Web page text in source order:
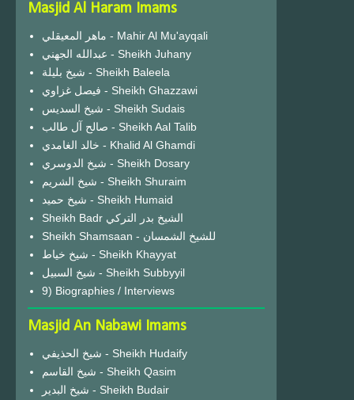
Masjid Al Haram Imams
ماهر المعيقلي - Mahir Al Mu'ayqali
عبدالله الجهني - Sheikh Juhany
شيخ بليلة - Sheikh Baleela
فيصل غزاوي - Sheikh Ghazzawi
شيخ السديس - Sheikh Sudais
صالح آل طالب - Sheikh Aal Talib
خالد الغامدي - Khalid Al Ghamdi
شيخ الدوسري - Sheikh Dosary
شيخ الشريم - Sheikh Shuraim
شيخ حميد - Sheikh Humaid
Sheikh Badr الشيخ بدر التركي
Sheikh Shamsaan - للشيخ الشمسان
شيخ خياط - Sheikh Khayyat
شيخ السبيل - Sheikh Subbyyil
9) Biographies / Interviews
Masjid An Nabawi Imams
شيخ الحذيفي - Sheikh Hudaify
شيخ القاسم - Sheikh Qasim
شيخ البدير - Sheikh Budair